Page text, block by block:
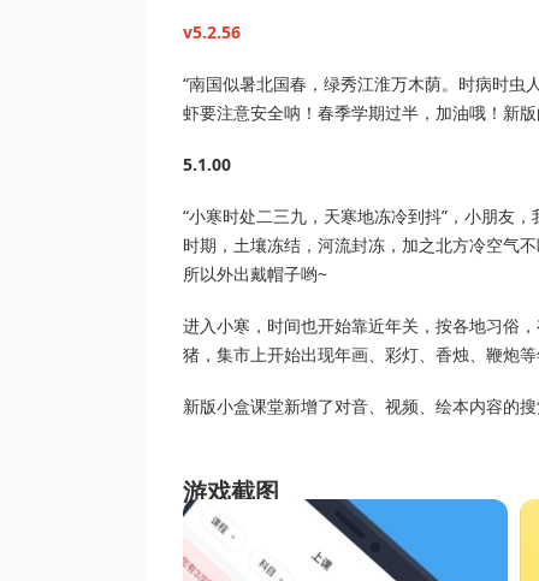
v5.2.56
“南国似暑北国春，绿秀江淮万木荫。时病时虫
虾要注意安全呐！春季学期过半，加油哦！新
5.1.00
“小寒时处二三九，天寒地冻冷到抖”，小朋友
时期，土壤冻结，河流封冻，加之北方冷空气
所以外出戴帽子哟~
进入小寒，时间也开始靠近年关，按各地习俗
猪，集市上开始出现年画、彩灯、香烛、鞭炮
新版小盒课堂新增了对音、视频、绘本内容的
游戏截图